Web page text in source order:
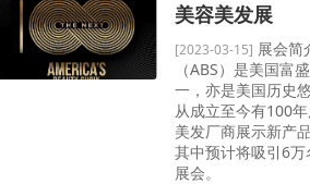
美容美发展
[2023-03-15] 展会简
（ABS）是美国富
一，亦是美国历史
从成立至今有100
美发厂商展示新产
其中预计将吸引6
展会。